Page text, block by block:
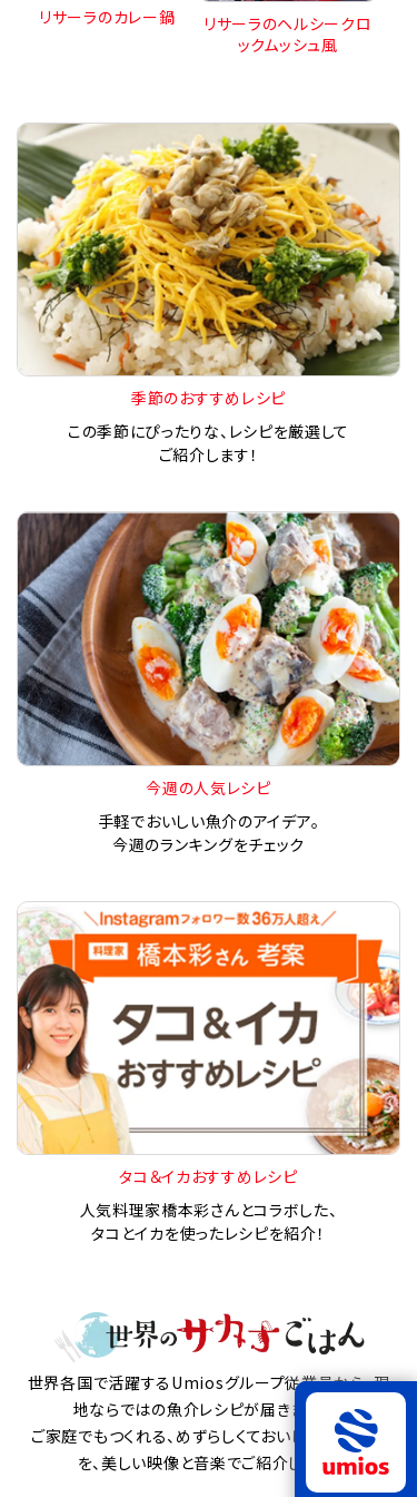
リサーラのカレー鍋
リサーラのヘルシークロ
ックムッシュ風
季節のおすすめレシピ
この季節にぴったりな、レシピを厳選して
ご紹介します！
今週の人気レシピ
手軽でおいしい魚介のアイデア。
今週のランキングをチェック
タコ＆イカおすすめレシピ
人気料理家橋本彩さんとコラボした、
タコとイカを使ったレシピを紹介！
世界各国で活躍するUmiosグループ従業員から、現
地ならではの魚介レシピが届きました。
ご家庭でもつくれる、めずらしくておいしい魚介料理
を、美しい映像と音楽でご紹介します。